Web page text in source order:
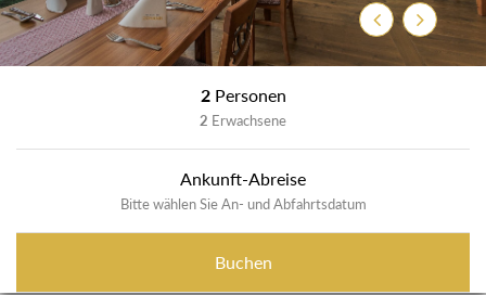
ZurückWeiter
2 Personen
2 Erwachsene
Ankunft-Abreise
Bitte wählen Sie An- und Abfahrtsdatum
Buchen